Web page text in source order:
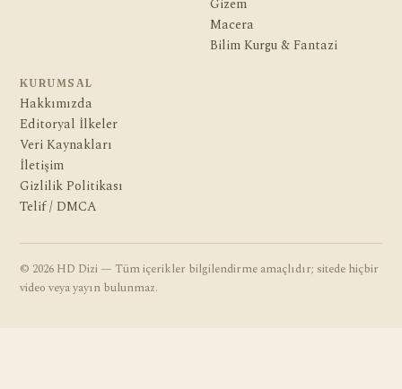
Gizem
Macera
Bilim Kurgu & Fantazi
KURUMSAL
Hakkımızda
Editoryal İlkeler
Veri Kaynakları
İletişim
Gizlilik Politikası
Telif / DMCA
© 2026 HD Dizi — Tüm içerikler bilgilendirme amaçlıdır; sitede hiçbir
video veya yayın bulunmaz.